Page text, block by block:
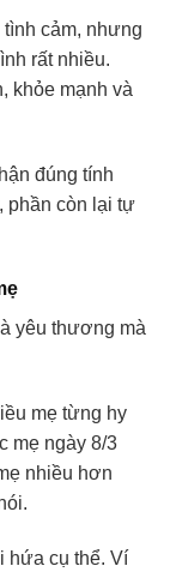
cảm, nhưng
rất nhiều.
khỏe mạnh và
đúng tính
phần còn lại tự
yêu thương mà
mẹ từng hy
mẹ ngày 8/3
nhiều hơn
hứa cụ thể. Ví